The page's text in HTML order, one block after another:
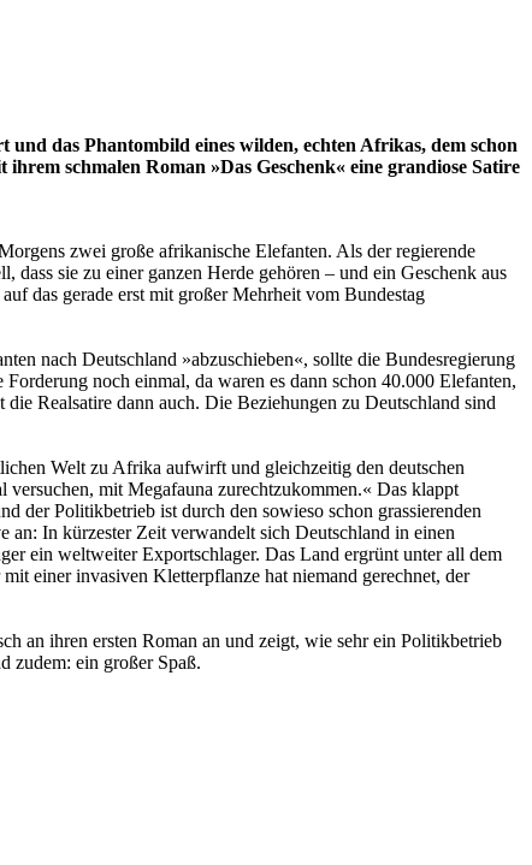
das Phantombild eines wilden, echten Afrikas, dem schon
schmalen Roman »Das Geschenk« eine grandiose Satire
zwei große afrikanische Elefanten. Als der regierende
sie zu einer ganzen Herde gehören – und ein Geschenk aus
das gerade erst mit großer Mehrheit vom Bundestag
nach Deutschland »abzuschieben«, sollte die Bundesregierung
noch einmal, da waren es dann schon 40.000 Elefanten,
Realsatire dann auch. Die Beziehungen zu Deutschland sind
Welt zu Afrika aufwirft und gleichzeitig den deutschen
mit Megafauna zurechtzukommen.« Das klappt
der Politikbetrieb ist durch den sowieso schon grassierenden
an: In kürzester Zeit verwandelt sich Deutschland in einen
ein weltweiter Exportschlager. Das Land ergrünt unter all dem
einer invasiven Kletterpflanze hat niemand gerechnet, der
an ihren ersten Roman an und zeigt, wie sehr ein Politikbetrieb
zudem: ein großer Spaß.